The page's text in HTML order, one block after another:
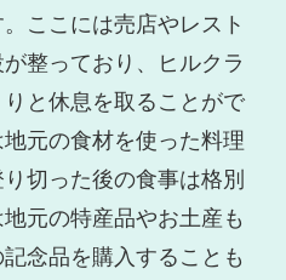
。ここには売店やレスト
整っており、ヒルクラ
と休息を取ることがで
元の食材を使った料理
切った後の食事は格別
元の特産品やお土産も
念品を購入することも